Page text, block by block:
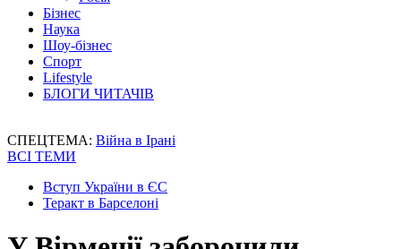
Бізнес
Наука
Шоу-бізнес
Спорт
Lifestyle
БЛОГИ ЧИТАЧІВ
СПЕЦТЕМА: Війна в Ірані
ВСІ ТЕМИ
Вступ України в ЄС
Теракт в Барселоні